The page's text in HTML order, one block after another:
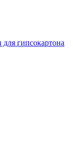
гипсокартона